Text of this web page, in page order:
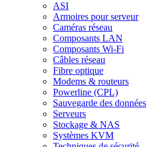
ASI
Armoires pour serveur
Caméras réseau
Composants LAN
Composants Wi-Fi
Câbles réseau
Fibre optique
Modems & routeurs
Powerline (CPL)
Sauvegarde des données
Serveurs
Stockage & NAS
Systèmes KVM